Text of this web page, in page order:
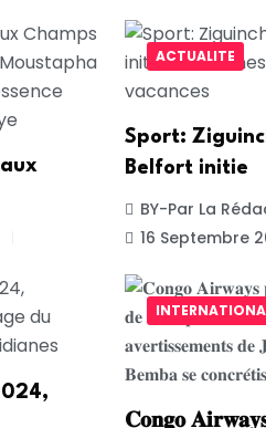
ACTUALITE
Sport:
Belfort initie
BY-Par La
16 Septembre
𝐂𝐨𝐧𝐠𝐨